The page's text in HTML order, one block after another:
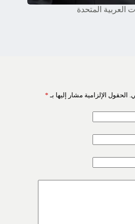
العربية المتحدة
الحقول الإلزامية مشار إليها بـ *